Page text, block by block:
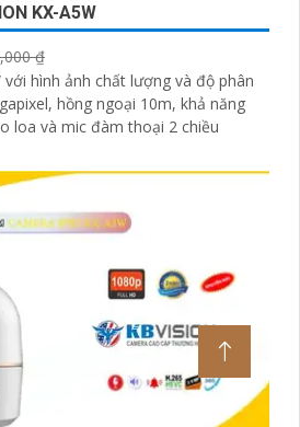
KX-A5W
₫
với hình ảnh chất lượng và độ phân
hồng ngoại 10m, khả năng
loa và mic đàm thoại 2 chiều